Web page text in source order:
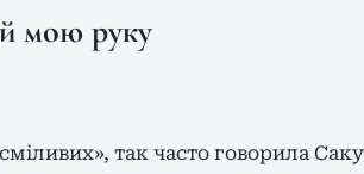
мою руку
так часто говорила